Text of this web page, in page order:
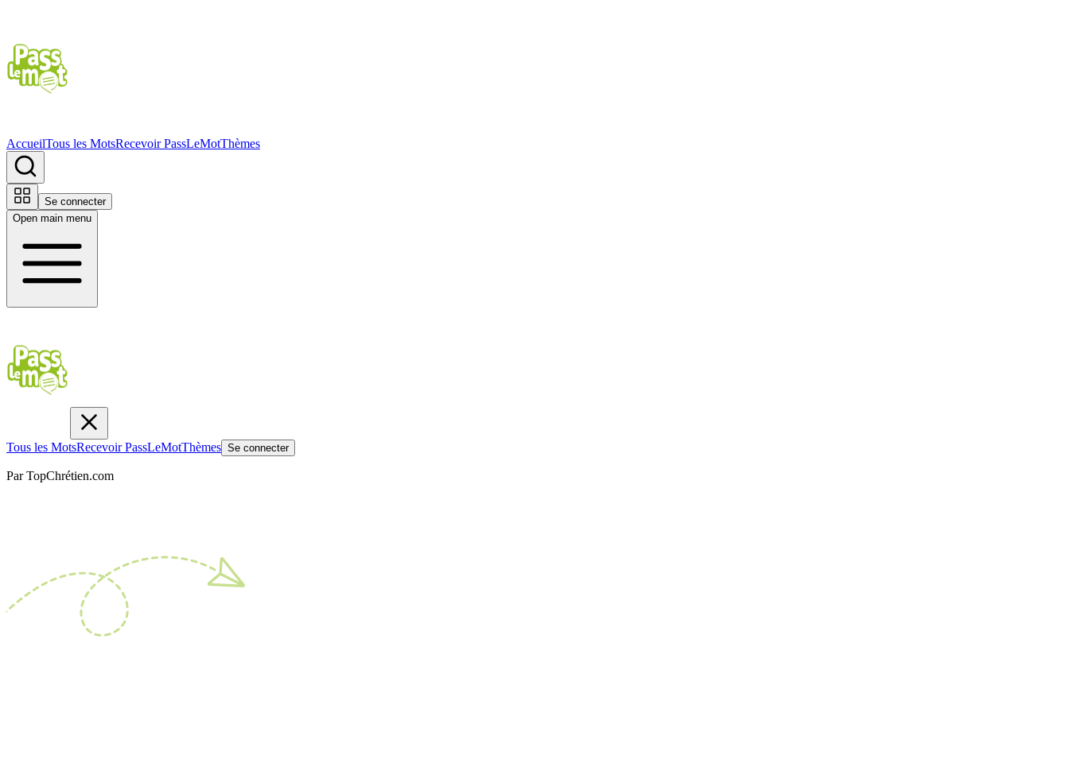
AccueilTous les MotsRecevoir PassLeMotThèmes
Se connecter
Open main menu
Tous les MotsRecevoir PassLeMotThèmes Se connecter
Par TopChrétien.com